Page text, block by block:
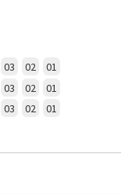
03 02 01
03 02 01
03 02
01